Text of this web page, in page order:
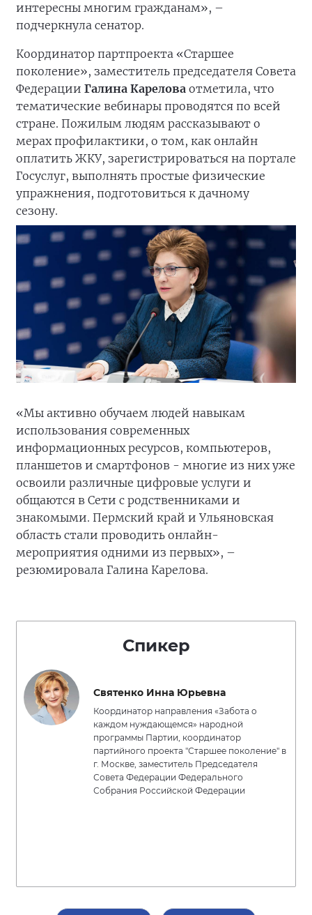
интересны многим гражданам», –
подчеркнула сенатор.
Координатор партпроекта «Старшее
поколение», заместитель председателя Совета
Федерации Галина Карелова отметила, что
тематические вебинары проводятся по всей
стране. Пожилым людям рассказывают о
мерах профилактики, о том, как онлайн
оплатить ЖКУ, зарегистрироваться на портале
Госуслуг, выполнять простые физические
упражнения, подготовиться к дачному
сезону.
«Мы активно обучаем людей навыкам
использования современных
информационных ресурсов, компьютеров,
планшетов и смартфонов - многие из них уже
освоили различные цифровые услуги и
общаются в Сети с родственниками и
знакомыми. Пермский край и Ульяновская
область стали проводить онлайн-
мероприятия одними из первых», –
резюмировала Галина Карелова.
Спикер
Святенко Инна Юрьевна
Координатор направления «Забота о
каждом нуждающемся» народной
программы Партии, координатор
партийного проекта "Старшее поколение" в
г. Москве, заместитель Председателя
Совета Федерации Федерального
Собрания Российской Федерации